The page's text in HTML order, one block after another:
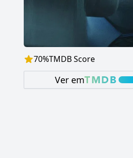
70%TMDB Score
Ver em